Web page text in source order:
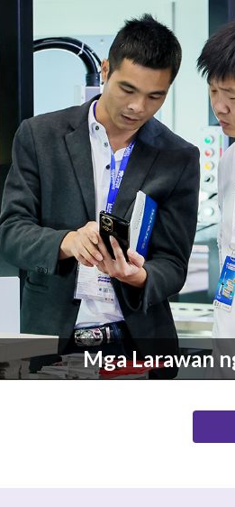
Mga Larawan